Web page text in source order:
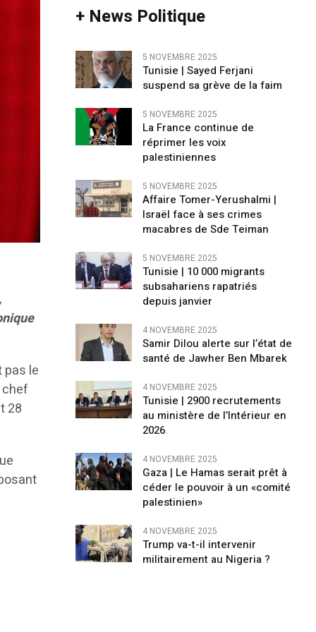
pas le
chef
28
+ News Politique
5 NOVEMBRE 2025
Tunisie | Sayed Ferjani
suspend sa grève de la faim
5 NOVEMBRE 2025
La France continue de
réprimer les voix
palestiniennes
5 NOVEMBRE 2025
Affaire Tomer-Yerushalmi |
Israël face à ses crimes
macabres de Sde Teiman
5 NOVEMBRE 2025
Tunisie | 10 000 migrants
subsahariens rapatriés
depuis janvier
4 NOVEMBRE 2025
Samir Dilou alerte sur l’état de
santé de Jawher Ben Mbarek
4 NOVEMBRE 2025
Tunisie | 2900 recrutements
au ministère de l’Intérieur en
2026
4 NOVEMBRE 2025
Gaza | Le Hamas serait prêt à
céder le pouvoir à un «comité
palestinien»
4 NOVEMBRE 2025
Trump va-t-il intervenir
militairement au Nigeria ?